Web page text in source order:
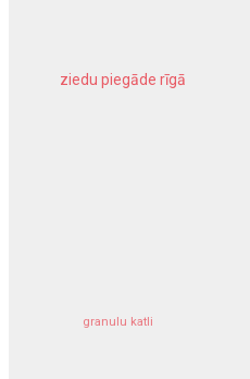
ziedu piegāde rīgā
granulu katli